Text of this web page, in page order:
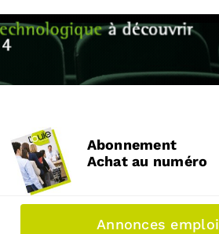
Abonnement
Achat au numéro
Annonces emploi